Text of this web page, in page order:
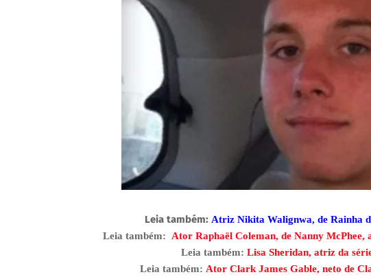
Leia também: Atriz Nikita Walignwa, de Rainha
Leia também: Ator Raphaël Coleman, de Nanny McPhee,
Leia também: Lisa Sheridan, atriz da
Leia também: Ator Clark James Gable, neto de